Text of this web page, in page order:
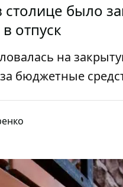
столице было
отпуск
на
бюджетные